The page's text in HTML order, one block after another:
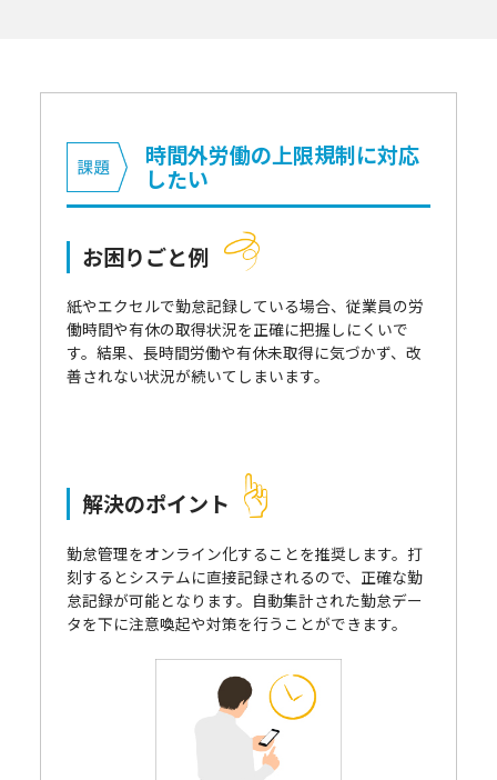
時間外労働の上限規制に対応
したい
お困りごと例
紙やエクセルで勤怠記録している場合、従業員の労
働時間や有休の取得状況を正確に把握しにくいで
す。結果、長時間労働や有休未取得に気づかず、改
善されない状況が続いてしまいます。
解決のポイント
勤怠管理をオンライン化することを推奨します。打
刻するとシステムに直接記録されるので、正確な勤
怠記録が可能となります。自動集計された勤怠デー
タを下に注意喚起や対策を行うことができます。